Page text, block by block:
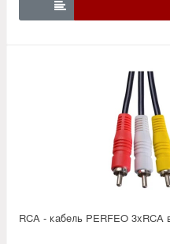

RCA - кабель PERFEO